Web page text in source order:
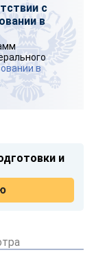
с
в
в
и